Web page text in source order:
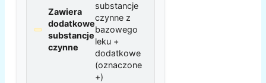
Zawiera
dodatkowe
substancje
czynne
substancje
czynne z
bazowego
leku +
dodatkowe
(oznaczone
+)